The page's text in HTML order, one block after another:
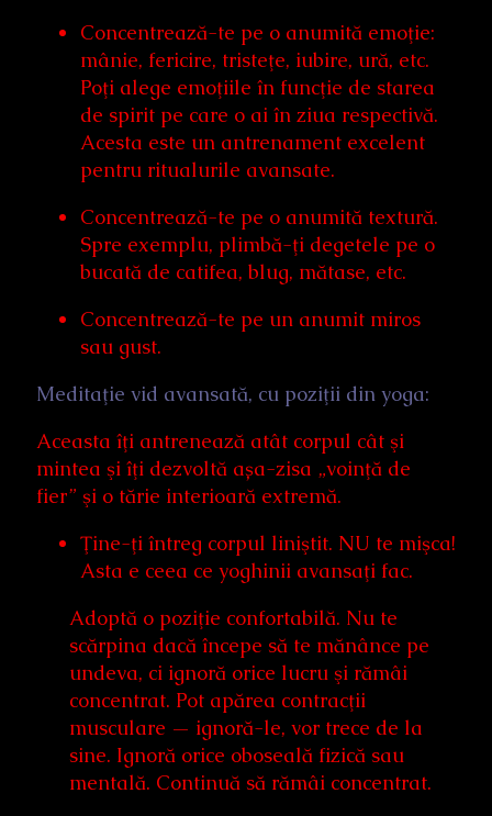
Concentrează-te pe o anumită emoţie:
mânie, fericire, tristeţe, iubire, ură, etc.
Poţi alege emoţiile în funcţie de starea
de spirit pe care o ai în ziua respectivă.
Acesta este un antrenament excelent
pentru ritualurile avansate.
Concentrează-te pe o anumită textură.
Spre exemplu, plimbă-ţi degetele pe o
bucată de catifea, blug, mătase, etc.
Concentrează-te pe un anumit miros
sau gust.
Meditaţie vid avansată, cu poziţii din yoga:
Aceasta îţi antrenează atât corpul cât şi
mintea şi îţi dezvoltă așa-zisa „voinţă de
fier” şi o tărie interioară extremă.
Ţine-ţi întreg corpul liniştit. NU te mişca!
Asta e ceea ce yoghinii avansaţi fac.
Adoptă o poziţie confortabilă. Nu te
scărpina dacă începe să te mănânce pe
undeva, ci ignoră orice lucru şi rămâi
concentrat. Pot apărea contracţii
musculare — ignoră-le, vor trece de la
sine. Ignoră orice oboseală fizică sau
mentală. Continuă să rămâi concentrat.